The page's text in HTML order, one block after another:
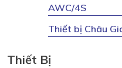
AWC/4S
Thiết bị Châu
Thiết Bị